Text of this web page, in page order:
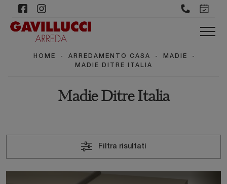
HOME - ARREDAMENTO CASA - MADIE
-
MADIE DITRE ITALIA
Madie Ditre Italia
Filtra risultati